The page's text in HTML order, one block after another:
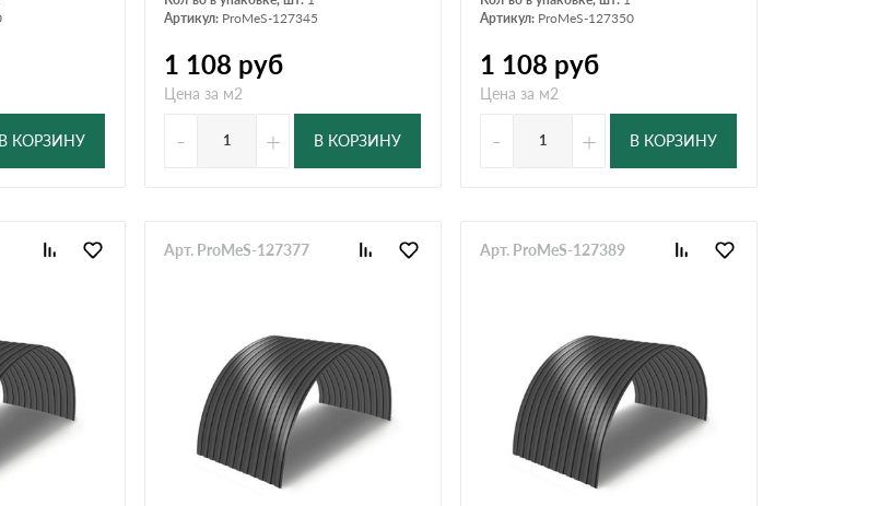
В КОРЗИНУ
Артикул: ProMeS-127345
1 108 руб
Цена за м2
- + В КОРЗИНУ
Артикул: ProMeS-127350
1 108 руб
Цена за м2
- + В КОРЗИНУ
Арт. ProMeS-127377 Арт. ProMeS-127389